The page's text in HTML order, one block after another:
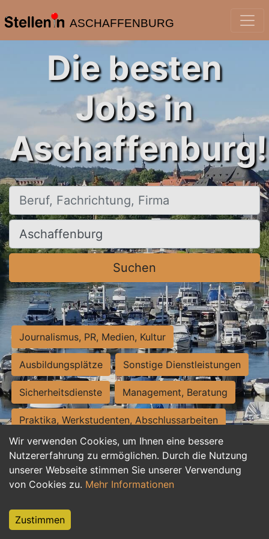
ASCHAFFENBURG
Wir verwenden Cookies, um Ihnen eine bessere
Nutzererfahrung zu ermöglichen. Durch die Nutzung
unserer Webseite stimmen Sie unserer Verwendung
von Cookies zu. Mehr Informationen
Zustimmen
Die besten
Jobs in
Aschaffenburg!
Beruf, Fachrichtung, Firma
Ort, Stadt
Suchen
Journalismus, PR, Medien, Kultur
Ausbildungsplätze Sonstige Dienstleistungen
Sicherheitsdienste Management, Beratung
Praktika, Werkstudenten, Abschlussarbeiten
Personalwesen Assistenz, Sekretariat
Hilfskräfte, Aushilfs- und Nebenjobs
Weiterbildung, Studium, duale Ausbildung